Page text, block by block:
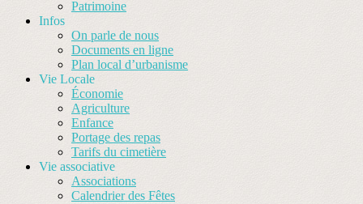
Patrimoine
Infos
On parle de nous
Documents en ligne
Plan local d’urbanisme
Vie Locale
Économie
Agriculture
Enfance
Portage des repas
Tarifs du cimetière
Vie associative
Associations
Calendrier des Fêtes